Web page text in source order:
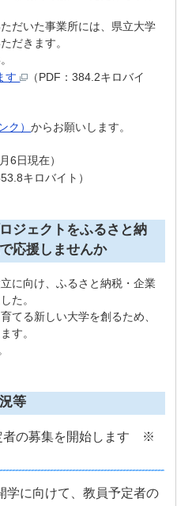
だいた事業所には、県立大学
だきます。
す
（PDF：384.2キロバイ
ク）からお願いします。
6日現在）
キロバイト）
ジェクトをふるさと納
応援しませんか
に向け、ふるさと納税・企業
た。
てる新しい大学を創るため、
す。
等
者の募集を開始します ※
に向けて、教員予定者の